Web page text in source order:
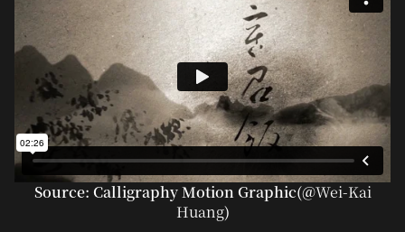
Source: Calligraphy Motion Graphic(@Wei-Kai
Huang)